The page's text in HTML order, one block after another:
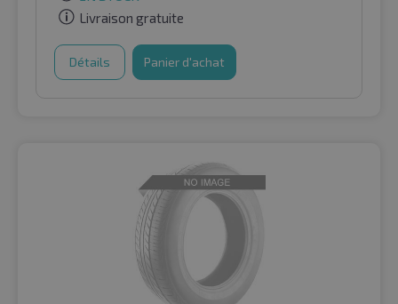
Livraison gratuite
Détails Panier d'achat